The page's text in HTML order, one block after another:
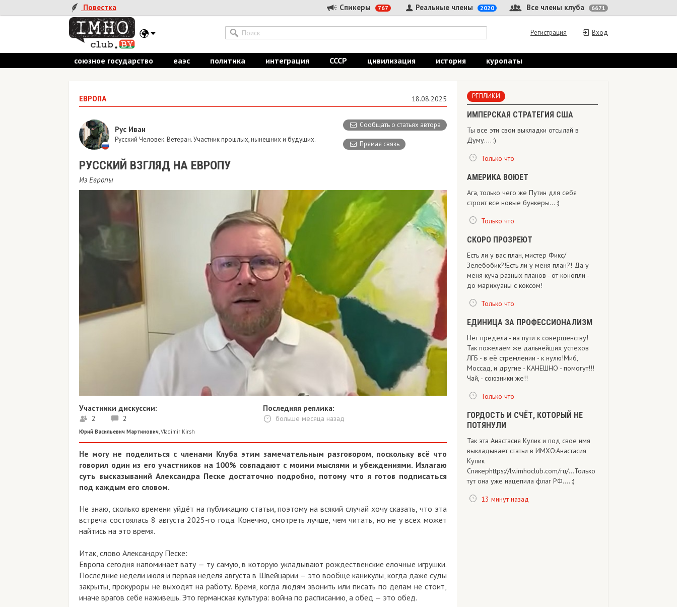
Повестка Спикеры 767 Все члены клуба 6671
Реальные члены 2020
Вход
Регистрация
союзное государство еаэс политика интеграция СССР цивилизация история куропаты
ЕВРОПА 18.08.2025
Сообщать о статьях автора
Прямая связь
Рус Иван
Русский Человек. Ветеран. Участник прошлых, нынешних и будущих.
​РУССКИЙ ВЗГЛЯД НА ЕВРОПУ
Из Европы
Участники дискуссии:
2 2
Последняя реплика:
больше месяца назад
Юрий Васильевич Мартинович Vladimir Kirsh
Не могу не поделиться с членами Клуба этим замечательным разговором, поскольку всё что
говорил один из его участников на 100% совпадают с моими мыслями и убеждениями. Излагаю
суть высказываний Александра Песке достаточно подробно, потому что я готов подписаться
под каждым его словом.
Не знаю, сколько времени уйдёт на публикацию статьи, поэтому на всякий случай хочу сказать, что эта
встреча состоялась 8 августа 2025-го года. Конечно, смотреть лучше, чем читать, но не у всех может
найтись на это время.
Итак, слово Александру Песке:
Европа сегодня напоминает вату — ту самую, в которую укладывают рождественские елочные игрушки.
Последние недели июля и первая неделя августа в Швейцарии — это вообще каникулы, когда даже суды
закрыты, прокуроры не выходят на работу. Время, когда людям звонить или писать по делам не стоит,
иначе врагов себе наживешь. Это германская культура: война по расписанию, а обед — это обед.
РЕПЛИКИ
ИМПЕРСКАЯ СТРАТЕГИЯ США
Ты все эти свои выкладки отсылай в
Думу.... :)
Только что
АМЕРИКА ВОЮЕТ
Ага, только чего же Путин для себя
строит все новые бункеры... :)
Только что
СКОРО ПРОЗРЕЮТ
Есть ли у вас план, мистер Фикс/
Зелебобик?!Есть ли у меня план?! Да у
меня куча разных планов - от конопли -
до марихуаны с коксом!
Только что
ЕДИНИЦА ЗА ПРОФЕССИОНАЛИЗМ
Нет предела - на пути к совершенству!
Так пожелаем же дальнейших успехов
ЛГБ - в её стремлении - к нулю!Ми6,
Моссад, и другие - КАНЕШНО - помогут!!!
Чай, - союзники же!!
Только что
ГОРДОСТЬ И СЧЁТ, КОТОРЫЙ НЕ
ПОТЯНУЛИ
Так эта Анастасия Кулик и под свое имя
выкладывает статьи в ИМХО:Анастасия
Кулик
Спикерhttps://lv.imhoclub.com/ru/...Только
тут она уже нацепила флаг РФ.... :)
13 минут назад